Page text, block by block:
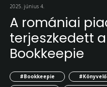
2025. június 4.
A romániai
terjeszkedett
Bookkeepie
#Bookkeepie